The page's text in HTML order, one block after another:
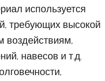
используется
требующих высокой
воздействиям,
навесов и т.д.